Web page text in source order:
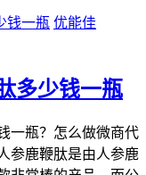
优能佳
多少钱一瓶
一瓶？怎么做微商代
参鹿鞭肽是由人参鹿